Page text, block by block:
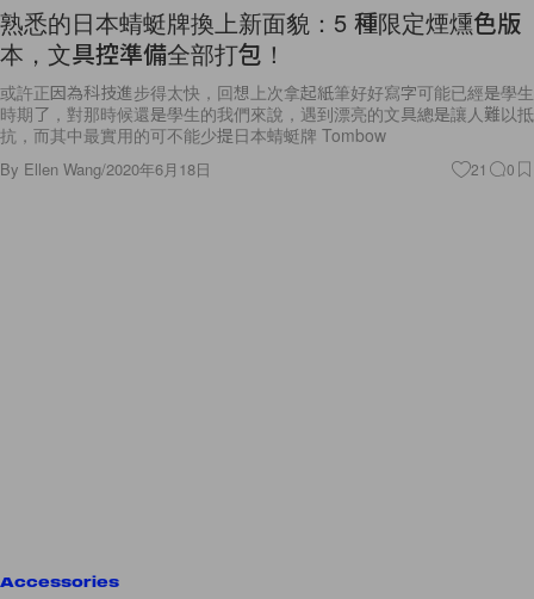
熟悉的日本蜻蜓牌換上新面貌：5 種限定煙燻色版
本，文具控準備全部打包！
或許正因為科技進步得太快，回想上次拿起紙筆好好寫字可能已經是學生
時期了，對那時候還是學生的我們來說，遇到漂亮的文具總是讓人難以抵
抗，而其中最實用的可不能少提日本蜻蜓牌 Tombow
By Ellen Wang/2020年6月18日 21 0
Accessories